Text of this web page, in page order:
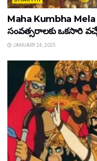
Maha Kumbha
సంవత్సరాలకు ఒకసారి
JANUARY 24, 2025